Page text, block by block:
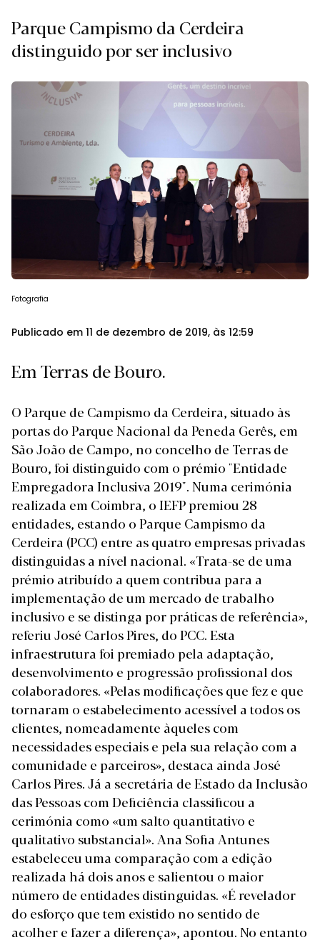
Parque Campismo da Cerdeira
distinguido por ser inclusivo
Fotografia
Publicado em 11 de dezembro de 2019, às 12:59
Em Terras de Bouro.
OParque de Campismo da Cerdeira, situado às
portas doParque Nacional da Peneda Gerês, em
São João de Campo, no concelho de Terras de
Bouro, foi distinguido com o prémio"Entidade
Empregadora Inclusiva 2019". Numa cerimónia
realizada em Coimbra, o IEFP premiou 28
entidades, estando o Parque Campismo da
Cerdeira (PCC) entre as quatro empresas privadas
distinguidas a nível nacional. «Trata-se de uma
prémio atribuído a quem contribua para a
implementação de um mercado de trabalho
inclusivo e se distinga por práticas de referência»,
referiu José Carlos Pires, do PCC. Esta
infraestrutura foi premiado pela adaptação,
desenvolvimento e progressão profissional dos
colaboradores. «Pelas modificações que fez e que
tornaram o estabelecimento acessível a todos os
clientes, nomeadamente àqueles com
necessidades especiais e pela sua relação com a
comunidade e parceiros», destaca ainda José
Carlos Pires. Já a secretária de Estado da Inclusão
das Pessoas com Deficiência classificou a
cerimónia como «um salto quantitativo e
qualitativo substancial». Ana Sofia Antunes
estabeleceu uma comparação com a edição
realizada há dois anos e salientou o maior
número de entidades distinguidas. «É revelador
do esforço que tem existido no sentido de
acolher e fazer a diferença», apontou. No entanto